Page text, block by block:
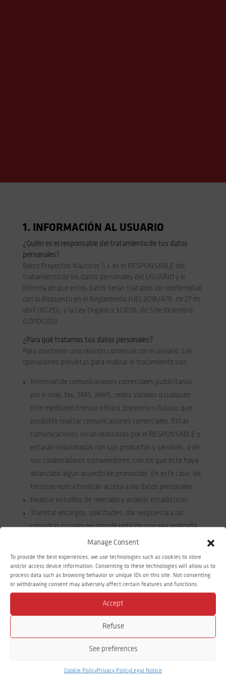
Manage Consent
To provide the best experiences, we use technologies such as cookies to store
and/or access device information. Consenting to these technologies will allow us to
process data such as browsing behavior or unique IDs on this site. Not consenting
or withdrawing consent may adversely affect certain features and functions.
Accept
Refuse
See preferences
Cookie PolicyPrivacy PolicyLegal Notice
1. INFORMACIÓN AL USUARIO
¿Quién es el responsable del tratamiento de tus datos
personales?
Barco Proyectos Náuticos S.L es el RESPONSABLE del
tratamiento de los datos personales del USUARIO y le
informa de que estos datos serán tratados de conformidad
con lo dispuesto en el Reglamento (UE) 2016/679, de 27 de
abril (RGPD), y la Ley Orgánica 3/2018, de 5 de diciembre
(LOPDGDD).
¿Para qué tratamos tus datos personales?
Para mantener una relación comercial con el usuario. Las
operaciones previstas para realizar el tratamiento son:
Remisión de comunicaciones comerciales publicitarias
por e-mail, fax, SMS, MMS, redes sociales o cualquier
otro medio electrónico o físico, presente o futuro, que
posibilite realizar comunicaciones comerciales. Estas
comunicaciones serán realizadas por el RESPONSABLE y
estarán relacionadas con sus productos y servicios, o de
sus colaboradores o proveedores, con los que este haya
alcanzado algún acuerdo de promoción. En este caso, los
terceros nunca tendrán acceso a los datos personales.
Realizar estudios de mercado y análisis estadísticos.
Tramitar encargos, solicitudes, dar respuesta a las
consultas o cualquier tipo de petición que sea realizada
por el USUARIO a través de cualquiera de las formas de
contacto que se ponen a su disposición en la página web
del RESPONSABLE.
Remitir el boletín informativo online, sobre novedades,
ofertas y promociones en nuestra actividad.
Porque el tratamiento está legitimado por el artículo 6 del
Con el consentimiento del USUARIO: remisión de
comunicaciones comerciales y del boletín informativo.